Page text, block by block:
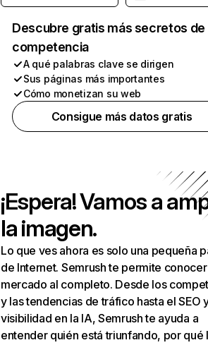
Descubre gratis más secretos de
competencia
A qué palabras clave se dirigen
Sus páginas más importantes
Cómo monetizan su web
Consigue más datos gratis
¡Espera! Vamos a
la imagen.
Lo que ves ahora es solo una pequeña
de Internet. Semrush te permite
mercado al completo. Desde los
y las tendencias de tráfico hasta el SEO
visibilidad en la IA, Semrush te ayuda a
entender quién está triunfando, por qué